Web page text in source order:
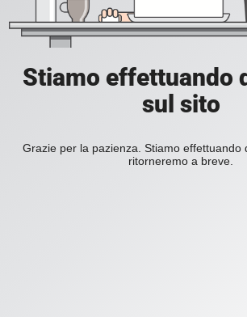
Stiamo effettuando
sul sito
Grazie per la pazienza. Stiamo effettuando
ritorneremo a breve.